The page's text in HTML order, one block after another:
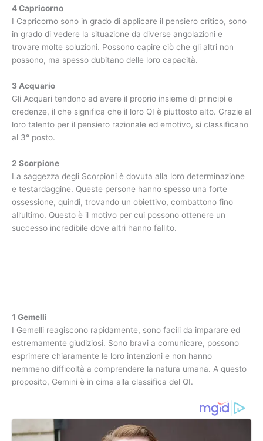
4 Capricorno
I Capricorno sono in grado di applicare il pensiero critico, sono
in grado di vedere la situazione da diverse angolazioni e
trovare molte soluzioni. Possono capire ciò che gli altri non
possono, ma spesso dubitano delle loro capacità.
3 Acquario
Gli Acquari tendono ad avere il proprio insieme di principi e
credenze, il che significa che il loro QI è piuttosto alto. Grazie al
loro talento per il pensiero razionale ed emotivo, si classificano
al 3° posto.
2 Scorpione
La saggezza degli Scorpioni è dovuta alla loro determinazione
e testardaggine. Queste persone hanno spesso una forte
ossessione, quindi, trovando un obiettivo, combattono fino
all’ultimo. Questo è il motivo per cui possono ottenere un
successo incredibile dove altri hanno fallito.
1 Gemelli
I Gemelli reagiscono rapidamente, sono facili da imparare ed
estremamente giudiziosi. Sono bravi a comunicare, possono
esprimere chiaramente le loro intenzioni e non hanno
nemmeno difficoltà a comprendere la natura umana. A questo
proposito, Gemini è in cima alla classifica del QI.